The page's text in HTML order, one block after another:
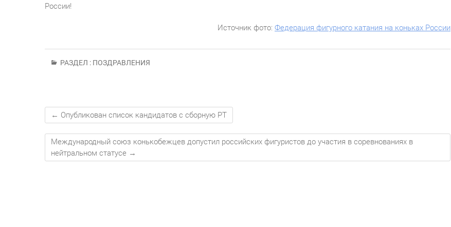
России!
Источник фото: Федерация фигурного катания на коньках России
РАЗДЕЛ : ПОЗДРАВЛЕНИЯ
← Опубликован список кандидатов с сборную РТ
Международный союз конькобежцев допустил российских фигуристов до участия в соревнованиях в
нейтральном статусе →